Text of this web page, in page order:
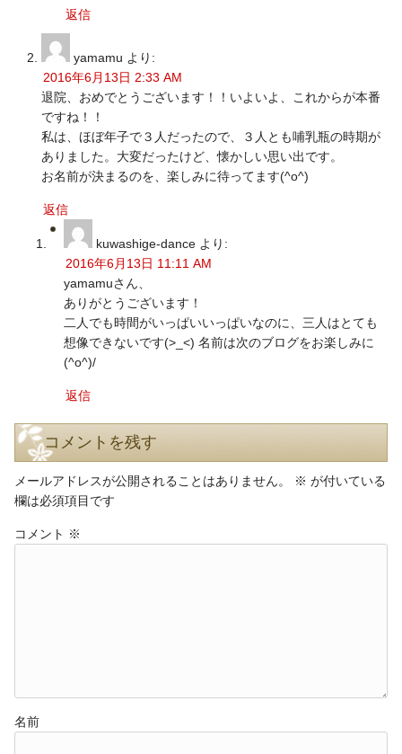
返信
yamamu より:
2016年6月13日 2:33 AM
退院、おめでとうございます！！いよいよ、これからが本番
ですね！！
私は、ほぼ年子で３人だったので、３人とも哺乳瓶の時期が
ありました。大変だったけど、懐かしい思い出です。
お名前が決まるのを、楽しみに待ってます(^o^)
返信
kuwashige-dance より:
2016年6月13日 11:11 AM
yamamuさん、
ありがとうございます！
二人でも時間がいっぱいいっぱいなのに、三人はとても
想像できないです(>_<) 名前は次のブログをお楽しみに
(^o^)/
返信
コメントを残す
メールアドレスが公開されることはありません。 ※ が付いている
欄は必須項目です
コメント ※
名前